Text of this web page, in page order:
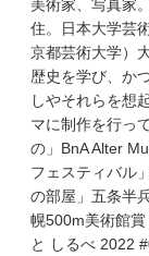
美術家、写真家
住。日本大学芸
京都芸術大学）
歴史を学び、か
しやそれらを想
マに制作を行っ
の」BnA Alter
フェスティバル
の部屋」五条半
幌500m美術館
と しるべ 2022